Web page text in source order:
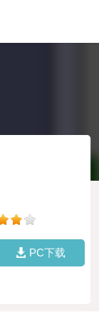
PC下载